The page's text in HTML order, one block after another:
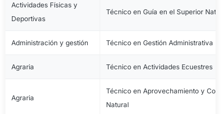
Actividades Físicas y
Deportivas
Técnico en Guía en el Superior
Administración y gestión Técnico en Gestión Administrativa
Agraria Técnico en Actividades Ecuestres
Agraria
Técnico en Aprovechamiento y
Natural